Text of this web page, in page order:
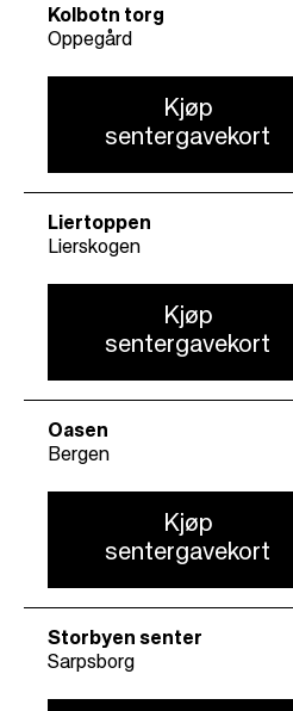
Kolbotn torg
Oppegård
Kjøp
sentergavekort
Liertoppen
Lierskogen
Kjøp
sentergavekort
Oasen
Bergen
Kjøp
sentergavekort
Storbyen senter
Sarpsborg